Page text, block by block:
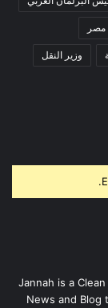
مصر
وزير النقل
Jannah is a
News and Blog